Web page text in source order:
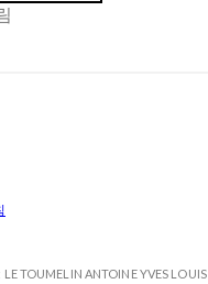
TOUMELIN ANTOINE YVES LOUIS